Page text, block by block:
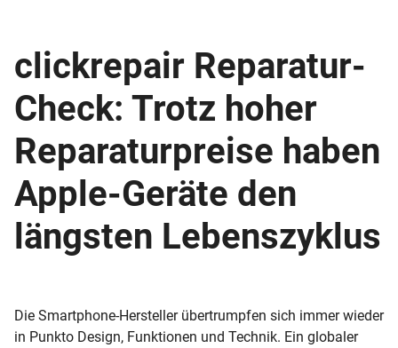
clickrepair Reparatur-
Check: Trotz hoher
Reparaturpreise haben
Apple-Geräte den
längsten Lebenszyklus
Die Smartphone-Hersteller übertrumpfen sich immer wieder
in Punkto Design, Funktionen und Technik. Ein globaler